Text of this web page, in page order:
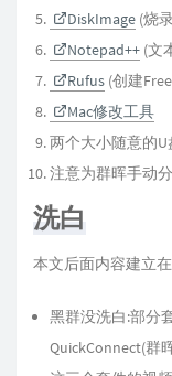
DiskImage (烧
Notepad++ (文
Rufus (创建
Mac修改工具
两个大小随意的U
注意为群晖手动
洗白
本文后面内容建立在
黑群没洗白:部分
QuickConnect(群